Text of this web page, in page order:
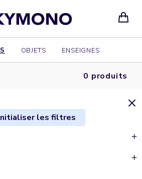
OBJETS ENSEIGNES
0 produits
les filtres